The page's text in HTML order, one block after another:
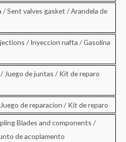
Sent valves gasket / Arandela de
/ Inyeccion nafta / Gasolina
Juego de juntas / Kit de reparo
de reparacion / Kit de reparo
Blades and components /
de acoplamento